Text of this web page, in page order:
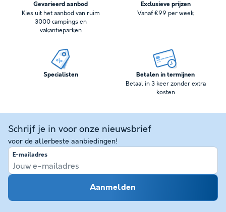
Gevarieerd aanbod
Kies uit het aanbod van ruim
3000 campings en
vakantieparken
Exclusieve prijzen
Vanaf €99 per week
Specialisten Betalen in termijnen
Betaal in 3 keer zonder extra
kosten
Schrijf je in voor onze nieuwsbrief
voor de allerbeste aanbiedingen!
E-mailadres
Aanmelden